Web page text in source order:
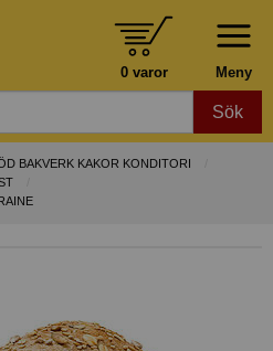
Meny
0 varor
Sök
BAKVERK KAKOR KONDITORI